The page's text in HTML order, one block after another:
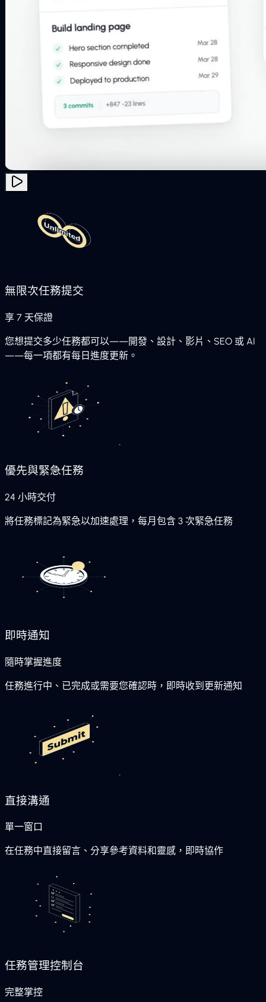
無限次任務提交
享 7 天保證
您想提交多少任務都可以——開發、設計、影片、SEO 或 AI
——每一項都有每日進度更新。
優先與緊急任務
24 小時交付
將任務標記為緊急以加速處理，每月包含 3 次緊急任務
即時通知
隨時掌握進度
任務進行中、已完成或需要您確認時，即時收到更新通知
直接溝通
單一窗口
在任務中直接留言、分享參考資料和靈感，即時協作
任務管理控制台
完整掌控